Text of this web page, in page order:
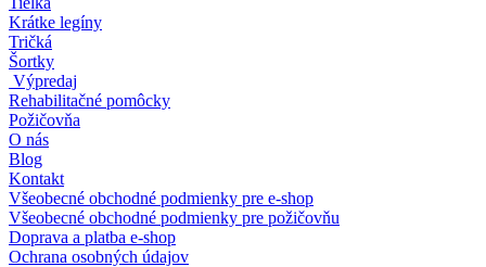
Krátke legíny
Tričká
Šortky
Výpredaj
Rehabilitačné pomôcky
Požičovňa
O nás
Blog
Kontakt
Všeobecné obchodné podmienky pre e-shop
Všeobecné obchodné podmienky pre požičovňu
Doprava a platba e-shop
Ochrana osobných údajov